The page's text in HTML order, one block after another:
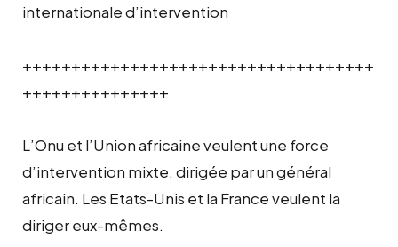
internationale d’intervention
++++++++++++++++++++++++++++++++++++
+++++++++++++++
L’Onu et l’Union africaine veulent une force
d’intervention mixte, dirigée par un général
africain. Les Etats-Unis et la France veulent la
diriger eux-mêmes.